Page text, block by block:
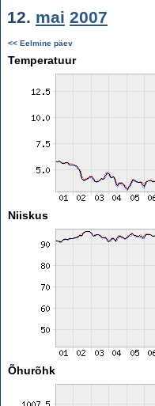
12. mai 2007
<< Eelmine päev
Temperatuur
Niiskus
Õhurõhk